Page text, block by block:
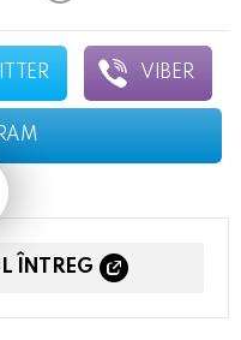
VIBER
ÎNTREG